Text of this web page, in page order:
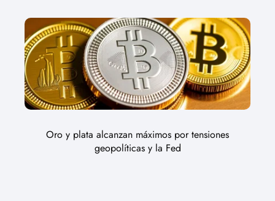
Oro y plata alcanzan máximos por tensiones
geopolíticas y la Fed